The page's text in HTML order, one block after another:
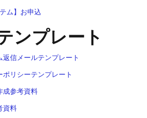
ム】お申込
ンプレート
信メールテンプレート
ポリシーテンプレート
成参考資料
資料